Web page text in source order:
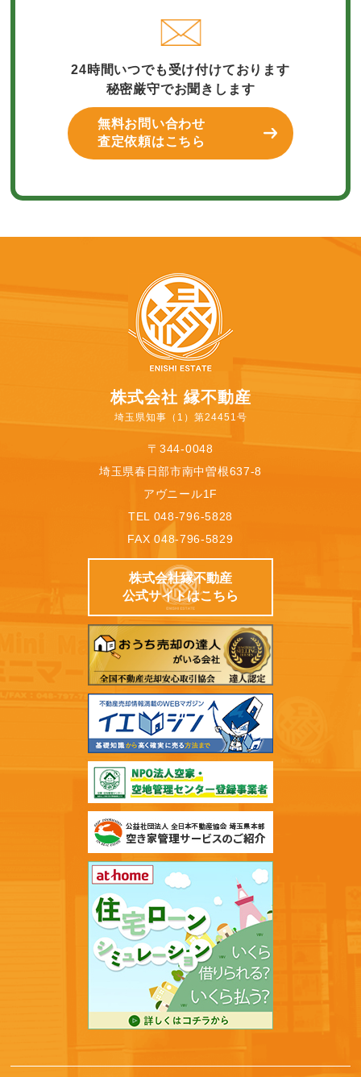
24時間いつでも受け付けております
秘密厳守でお聞きします
無料お問い合わせ
査定依頼はこちら
株式会社 縁不動産
埼玉県知事（1）第24451号
〒344-0048
埼玉県春日部市南中曽根637-8
アヴニール1F
TEL 048-796-5828
FAX 048-796-5829
株式会社縁不動産
公式サイトはこちら